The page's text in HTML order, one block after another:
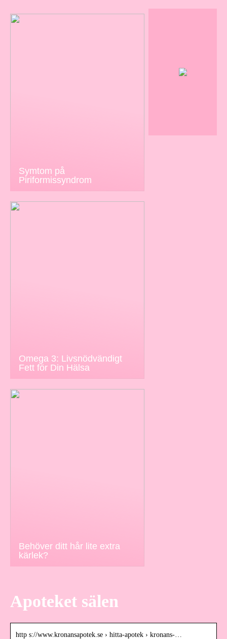
Symtom på
Piriformissyndrom
Omega 3: Livsnödvändigt
Fett för Din Hälsa
Behöver ditt hår lite extra
kärlek?
Apoteket sälen
http s://www.kronansapotek.se › hitta-apotek › kronans-…